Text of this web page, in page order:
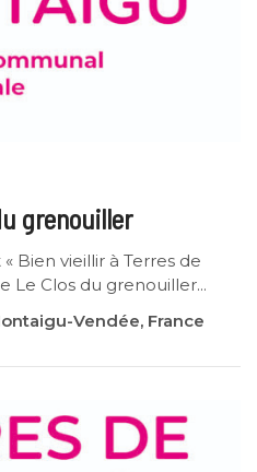
grenouiller
Bien vieillir à Terres de
Le Clos du grenouiller...
Vendée, France